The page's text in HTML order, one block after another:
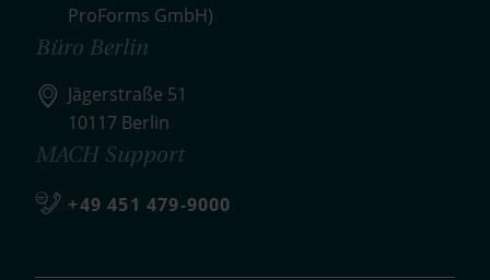
ProForms GmbH)
Büro Berlin
Jägerstraße 51
10117 Berlin
MACH Support
+49 451 479-9000